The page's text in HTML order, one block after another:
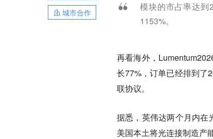
城市合作
模块的市占率达到
1153%。
再看海外，
长77%，订单已经排到了
联协议。
据悉，英伟达两个月内在
美国本土将光连接制造产